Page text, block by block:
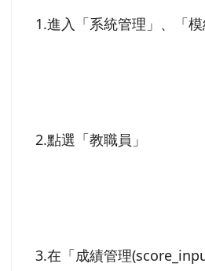
1.進入「系統管理」、「模
2.點選「教職員」
3.在「成績管理